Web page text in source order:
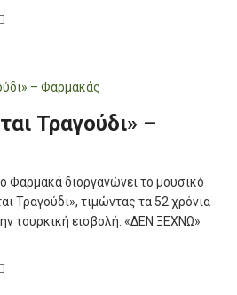
Τραγούδι» –
Φαρμακά διοργανώνει το μουσικό
Τραγούδι», τιμώντας τα 52 χρόνια
τουρκική εισβολή. «ΔΕΝ ΞΕΧΝΩ»